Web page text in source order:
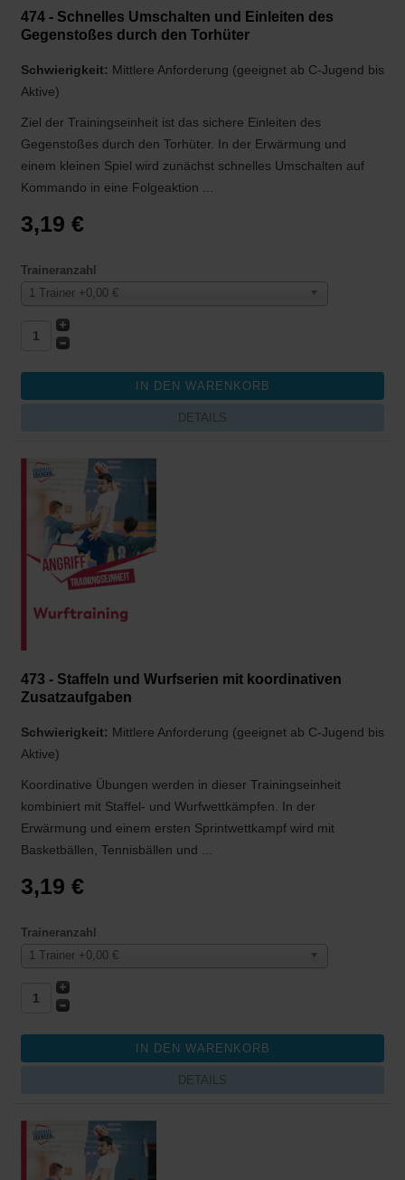
474 - Schnelles Umschalten und Einleiten des
Gegenstoßes durch den Torhüter
Schwierigkeit: Mittlere Anforderung (geeignet ab C-Jugend bis
Aktive)
Ziel der Trainingseinheit ist das sichere Einleiten des
Gegenstoßes durch den Torhüter. In der Erwärmung und
einem kleinen Spiel wird zunächst schnelles Umschalten auf
Kommando in eine Folgeaktion ...
3,19 €
Traineranzahl
1 Trainer +0,00 €
DETAILS
473 - Staffeln und Wurfserien mit koordinativen
Zusatzaufgaben
Schwierigkeit: Mittlere Anforderung (geeignet ab C-Jugend bis
Aktive)
Koordinative Übungen werden in dieser Trainingseinheit
kombiniert mit Staffel- und Wurfwettkämpfen. In der
Erwärmung und einem ersten Sprintwettkampf wird mit
Basketbällen, Tennisbällen und ...
3,19 €
Traineranzahl
1 Trainer +0,00 €
DETAILS